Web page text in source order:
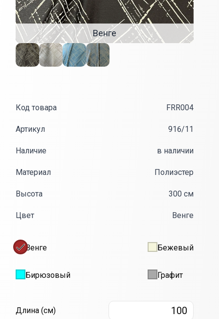
Венге
Код товара FRR004
Артикул 916/11
Наличие в наличии
Материал Полиэстер
Высота 300 см
Цвет Венге
Венге Бежевый
Бирюзовый Графит
Длина
Длина (см)